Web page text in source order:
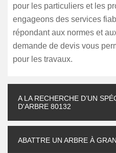
pour les particuliers et les
engageons des services
répondant aux normes et
demande de devis vous
pour les travaux.
A LA RECHERCHE D’UN
D'ARBRE 80132
ABATTRE UN ARBRE À